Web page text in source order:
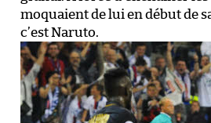
moquaient de lui en début de
c’est Naruto.